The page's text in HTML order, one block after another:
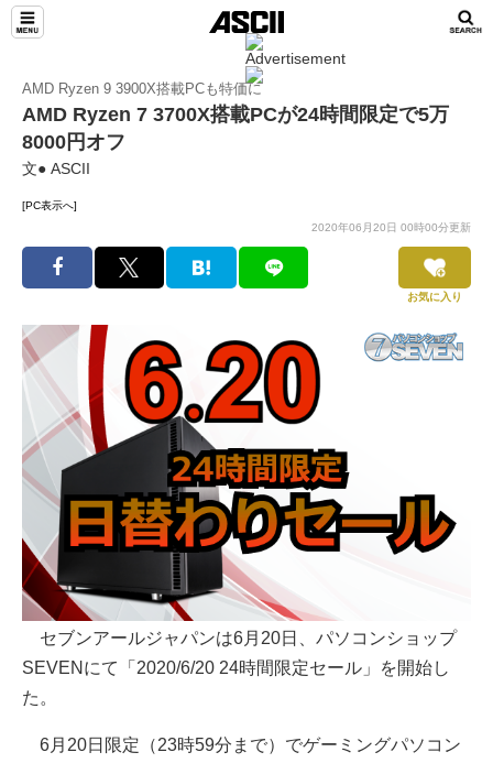
AMD Ryzen 9 3900X搭載PCも特価に
AMD Ryzen 7 3700X搭載PCが24時間限定で5万
8000円オフ
文● ASCII
[PC表示へ]
2020年06月20日 00時00分更新
お気に入り
セブンアールジャパンは6月20日、パソコンショップ
SEVENにて「2020/6/20 24時間限定セール」を開始し
た。
6月20日限定（23時59分まで）でゲーミングパソコン